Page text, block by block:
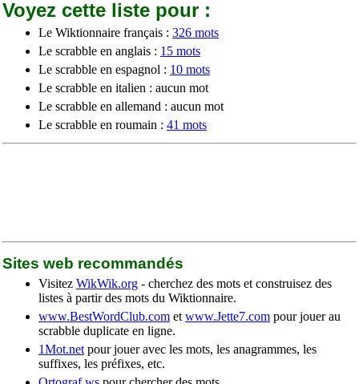
Voyez cette liste pour :
Le Wiktionnaire français : 326 mots
Le scrabble en anglais : 15 mots
Le scrabble en espagnol : 10 mots
Le scrabble en italien : aucun mot
Le scrabble en allemand : aucun mot
Le scrabble en roumain : 41 mots
Sites web recommandés
Visitez WikWik.org - cherchez des mots et construisez des
listes à partir des mots du Wiktionnaire.
www.BestWordClub.com et www.Jette7.com pour jouer au
scrabble duplicate en ligne.
1Mot.net pour jouer avec les mots, les anagrammes, les
suffixes, les préfixes, etc.